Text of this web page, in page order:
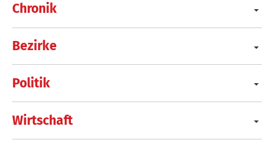
Chronik
Bezirke
Politik
Wirtschaft